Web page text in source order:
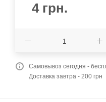
4грн.
Самовывоз сегодня -
Доставка завтра - 200 грн